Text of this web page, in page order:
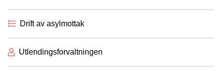
Drift av asylmottak
Utlendingsforvaltningen